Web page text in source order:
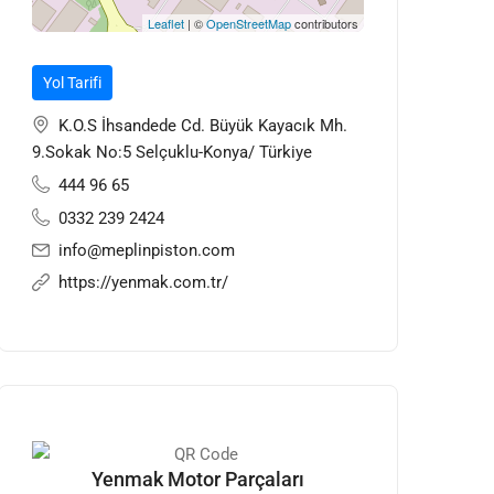
Leaflet| ©OpenStreetMapcontributors
Yol Tarifi
K.O.S İhsandede Cd. Büyük Kayacık Mh.
9.Sokak No:5 Selçuklu-Konya/ Türkiye
444 96 65
0332 239 2424
info@meplinpiston.com
https://yenmak.com.tr/
Yenmak Motor Parçaları